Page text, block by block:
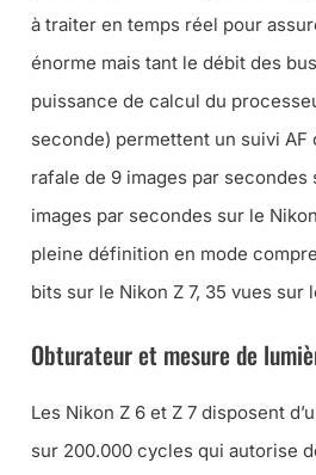
à traiter en temps réel pour
énorme mais tant le débit des
puissance de calcul du
seconde) permettent un suivi AF
rafale de 9 images par secondes
images par secondes sur le
pleine définition en mode
bits sur le Nikon Z 7, 35 vues sur
Obturateur et mesure de
Les Nikon Z 6 et Z 7 disposent
sur 200.000 cycles qui autorise